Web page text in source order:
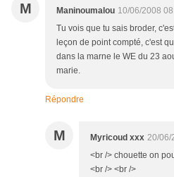
M Maninoumalou 10/06/2008
Tu vois que tu sais broder,
leçon de point compté, c'est
dans la marne le WE du 23
marie.
Répondre
M Myricoud xxx 20/06/
<br /> chouette on
<br /> <br />